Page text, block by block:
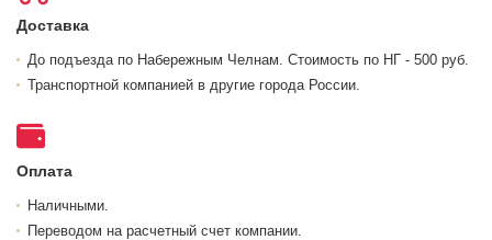
Доставка
До подъезда по Набережным Челнам. Стоимость по НГ - 500 руб.
Транспортной компанией в другие города России.
Оплата
Наличными.
Переводом на расчетный счет компании.